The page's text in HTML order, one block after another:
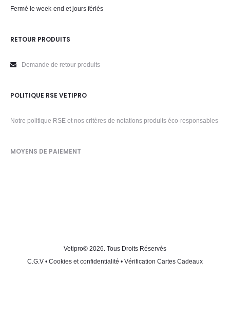
Fermé le week-end et jours fériés
RETOUR PRODUITS
Demande de retour produits
POLITIQUE RSE VETIPRO
Notre politique RSE et nos critères de notations produits éco-responsables
MOYENS DE PAIEMENT
Vetipro© 2026. Tous Droits Réservés
C.G.V • Cookies et confidentialité • Vérification Cartes Cadeaux